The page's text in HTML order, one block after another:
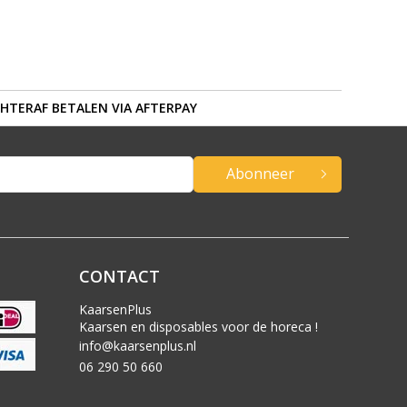
BETALEN VIA AFTERPAY
Abonneer
CONTACT
KaarsenPlus
Kaarsen en disposables voor de horeca !
info@kaarsenplus.nl
06 290 50 660